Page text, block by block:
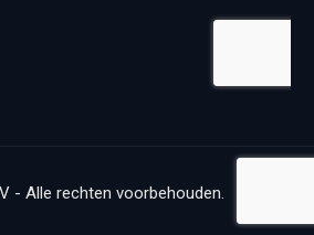
- Alle rechten voorbehouden.